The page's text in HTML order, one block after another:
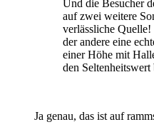
Und die Besucher
auf zwei weitere
verlässliche
der andere eine
einer Höhe mit
den
Ja genau, das ist auf